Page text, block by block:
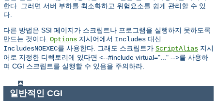
한다. 그러면 서버 부하를 최소화하고 위험요소를 쉽게 관리할 수 있
다.
다른 방법은 SSI 페이지가 스크립트나 프로그램을 실행하지 못하도록
만드는 것이다. Options 지시어에서 Includes 대신
IncludesNOEXEC를 사용한다. 그래도 스크립트가 ScriptAlias 지시
어로 지정한 디렉토리에 있다면 <--#include virtual="..." -->를 사용하
여 CGI 스크립트를 실행할 수 있음을 주의하라.
일반적인 CGI